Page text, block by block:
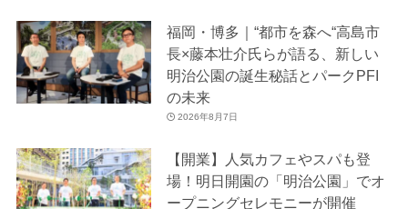
福岡・博多｜“都市を森へ“高島市
長×藤本壮介氏らが語る、新しい
明治公園の誕生秘話とパークPFI
の未来
2026年8月7日
【開業】人気カフェやスパも登
場！明日開園の「明治公園」でオ
ープニングセレモニーが開催